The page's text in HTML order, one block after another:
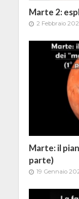
Marte 2:
2 Febbraio
Marte: il
parte)
19 Gennaio